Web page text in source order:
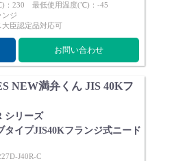
：230 最低使用温度(℃)：-45
ンジ
臣認定品対応可
お問い合わせ
NEW満弁くん JIS 40Kフ
シリーズ
タイプJIS40Kフランジ式ニード
J40R-C